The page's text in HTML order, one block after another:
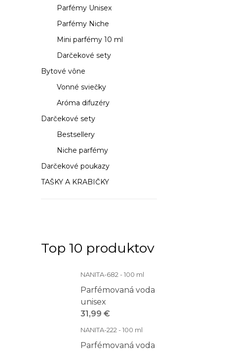
l
Parfémy Unisex
Parfémy Niche
Mini parfémy 10 ml
Darčekové sety
Bytové vône
Vonné sviečky
Aróma difuzéry
Darčekové sety
Bestsellery
Niche parfémy
Darčekové poukazy
TAŠKY A KRABIČKY
Top 10 produktov
NANITA-682 - 100 ml
Parfémovaná voda
unisex
31,99 €
NANITA-222 - 100 ml
Parfémovaná voda